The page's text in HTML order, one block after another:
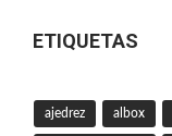
ETIQUETAS
ajedrez albox